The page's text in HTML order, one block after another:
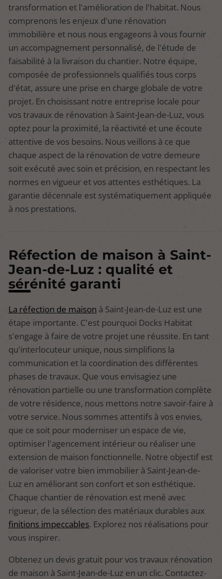
transformation et l'amélioration de l'habitat. Nous
comprenons les enjeux d'une rénovation
immobilière et nous nous engageons à vous fournir
un accompagnement personnalisé, de l'étude de
faisabilité à la livraison du chantier. Notre équipe,
composée de professionnels qualifiés tous corps
d'état, assure une prise en charge globale de votre
projet. En choisissant notre entreprise locale pour
vos travaux de rénovation à Saint-Jean-de-Luz, vous
optez pour la proximité, la réactivité et une écoute
attentive de vos besoins. Nous veillons à ce que
chaque aspect de la rénovation de votre demeure
soit exécuté avec soin et précision, en respectant les
normes en vigueur et vos attentes esthétiques. La
garantie décennale est systématiquement appliquée
à nos prestations.
Réfection de maison à Saint-
Jean-de-Luz : qualité et
sérénité garanti
La réfection de maison à Saint-Jean-de-Luz est une
étape importante. C'est pourquoi Docks Habitat
s'engage à faire de votre projet une réussite. En tant
qu'interlocuteur unique, nous simplifions la
communication et la coordination des différentes
phases de travaux. Que vous envisagiez une
rénovation partielle ou une transformation complète
de votre résidence, nous mettons notre savoir-faire à
votre service. Nous sommes attentifs à vos envies,
que ce soit pour moderniser un espace de vie,
optimiser l'agencement intérieur ou réaliser une
extension de maison fonctionnelle. Notre objectif est
de valoriser votre bien immobilier à Saint-Jean-de-
Luz en améliorant son confort et son esthétique.
Chaque chantier de rénovation est mené avec
rigueur, de la sélection des matériaux durables aux
finitions impeccables. Explorez nos réalisations pour
vous inspirer.
Obtenez un devis gratuit pour vos travaux rénovation
de maison à Saint-Jean-de-Luz en un clic. Contactez-